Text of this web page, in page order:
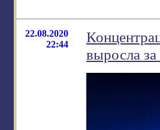
22.08.2020
22:44
выросла